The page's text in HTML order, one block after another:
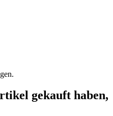
gekauft haben,